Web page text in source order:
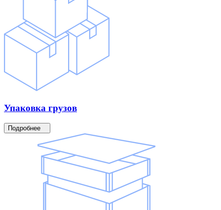
Упаковка грузов
Подробнее